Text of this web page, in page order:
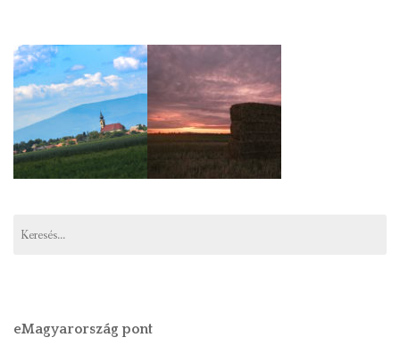
eMagyarország pont